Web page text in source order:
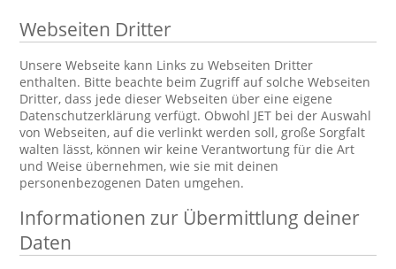
Webseiten Dritter
Unsere Webseite kann Links zu Webseiten Dritter
enthalten. Bitte beachte beim Zugriff auf solche Webseiten
Dritter, dass jede dieser Webseiten über eine eigene
Datenschutzerklärung verfügt. Obwohl JET bei der Auswahl
von Webseiten, auf die verlinkt werden soll, große Sorgfalt
walten lässt, können wir keine Verantwortung für die Art
und Weise übernehmen, wie sie mit deinen
personenbezogenen Daten umgehen.
Informationen zur Übermittlung deiner
Daten